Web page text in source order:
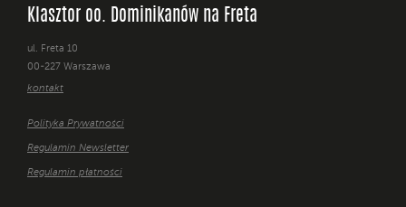
Klasztor oo. Dominikanów na Freta
ul. Freta 10
00-227 Warszawa
kontakt
Polityka Prywatności
Regulamin Newsletter
Regulamin płatności